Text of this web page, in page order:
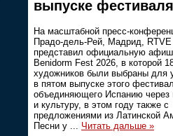
выпуске фестиваля
На масштабной пресс-
Прадо-дель-Рей, Мадрид, RTVE
представил официальную
Benidorm Fest 2026, в которой
художников были выбраны для
в пятом выпуске этого
объединяющего Испанию через
и культуру, в этом году также с
предложениями из Латинской
Песни у
Читать дальше »